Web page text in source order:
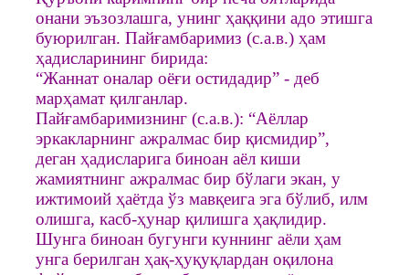
онани эъзозлашга, унинг ҳаққини адо этишга
буюрилган. Пайғамбаримиз (с.а.в.) ҳам
ҳадисларининг бирида:
“Жаннат оналар оёғи остидадир” - деб
марҳамат қилганлар.
Пайғамбаримизнинг (с.а.в.): “Аёллар
эркакларнинг ажралмас бир қисмидир”,
деган ҳадисларига биноан аёл киши
жамиятнинг ажралмас бир бўлаги экан, у
ижтимоий ҳаётда ўз мавқеига эга бўлиб, илм
олишга, касб-ҳунар қилишга ҳақлидир.
Шунга биноан бугунги куннинг аёли ҳам
унга берилган ҳақ-ҳуқуқлардан оқилона